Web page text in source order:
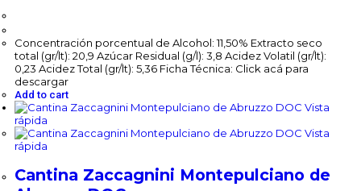
Concentración porcentual de Alcohol: 11,50% Extracto seco
total (gr/lt): 20,9 Azúcar Residual (g/l): 3,8 Acidez Volatil (gr/lt):
0,23 Acidez Total (gr/lt): 5,36 Ficha Técnica: Click acá para
descargar
Add to cart
Vista
rápida
Vista
rápida
Cantina Zaccagnini Montepulciano de